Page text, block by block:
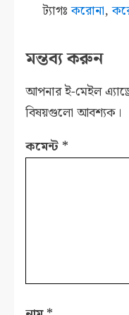
ট্যাগঃকরোনা,
মন্তব্য করুন
আপনার ই-মেইল
বিষয়গুলো আবশ্যক।
কমেন্ট *